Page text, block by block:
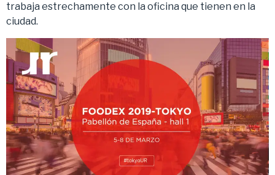
trabaja estrechamente con la oficina que tienen en la
ciudad.